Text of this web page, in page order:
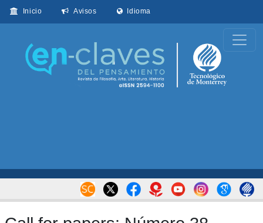
Inicio Avisos Idioma